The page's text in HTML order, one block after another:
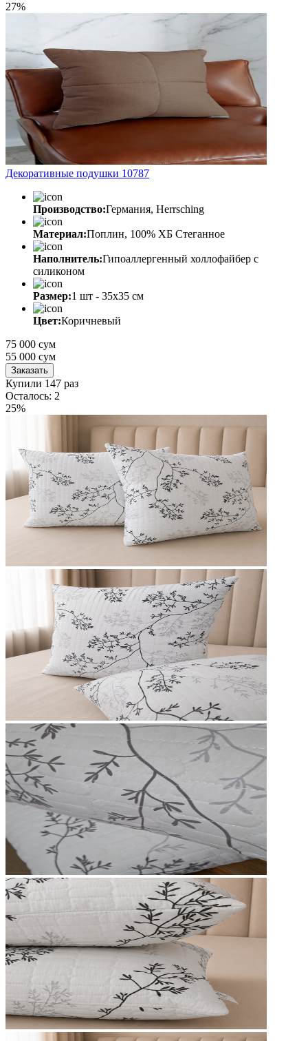
27%
Декоративные подушки 10787
Производство:Германия, Herrsching
Материал:Поплин, 100% ХБ Стеганное
Наполнитель:Гипоаллергенный холлофайбер с
силиконом
Размер:1 шт - 35х35 см
Цвет:Коричневый
75 000 сум
55 000 сум
Заказать
Купили 147 раз
Осталось: 2
25%